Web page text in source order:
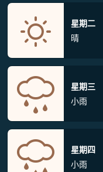
星期二
晴
星期三
小雨
星期四
小雨